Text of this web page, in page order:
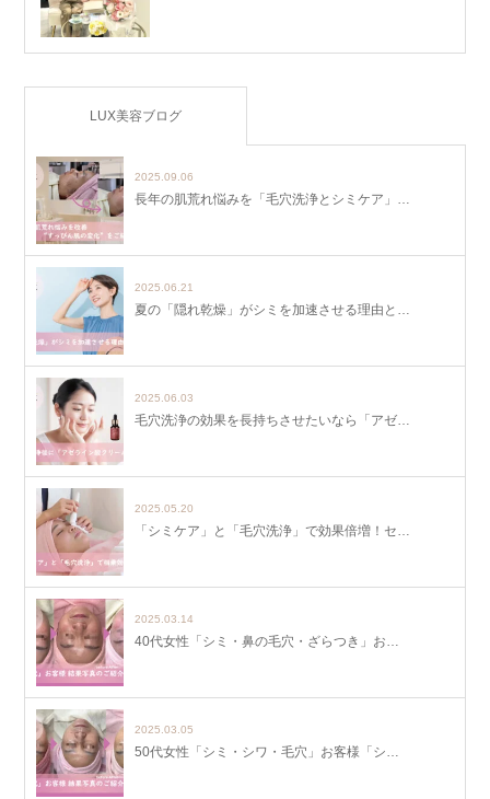
LUX美容ブログ
2025.09.06
長年の肌荒れ悩みを「毛穴洗浄とシミケア」…
2025.06.21
夏の「隠れ乾燥」がシミを加速させる理由と…
2025.06.03
毛穴洗浄の効果を長持ちさせたいなら「アゼ…
2025.05.20
「シミケア」と「毛穴洗浄」で効果倍増！セ…
2025.03.14
40代女性「シミ・鼻の毛穴・ざらつき」お…
2025.03.05
50代女性「シミ・シワ・毛穴」お客様「シ…